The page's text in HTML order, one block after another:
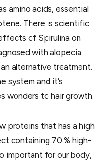
amino acids, essential
There is scientific
of Spirulina on
with alopecia
alternative treatment.
system and it’s
wonders to hair growth.
proteins that has a high
containing 70 % high-
important for our body,